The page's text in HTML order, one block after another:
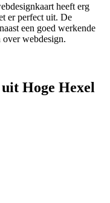
heeft erg
er perfect uit. De
een goed werkende
webdesign.
Hoge Hexel